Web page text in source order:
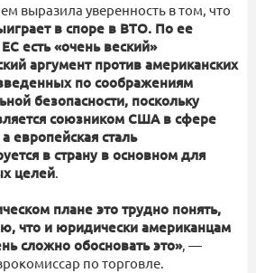
выразила уверенность в том, что
в споре в ВТО. По ее
есть «очень веский»
аргумент против американских
по соображениям
безопасности, поскольку
союзником США в сфере
европейская сталь
в страну в основном для
целей.
плане это трудно понять,
что и юридически американцам
сложно обосновать это», —
по торговле.